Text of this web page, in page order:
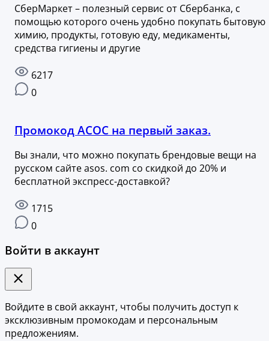
СберМаркет – полезный сервис от Сбербанка, с
помощью которого очень удобно покупать бытовую
химию, продукты, готовую еду, медикаменты,
средства гигиены и другие
6217
0
Промокод АСОС на первый заказ.
Вы знали, что можно покупать брендовые вещи на
русском сайте asos. com со скидкой до 20% и
бесплатной экспресс-доставкой?
1715
0
Войти в аккаунт
Войдите в свой аккаунт, чтобы получить доступ к
эксклюзивным промокодам и персональным
предложениям.